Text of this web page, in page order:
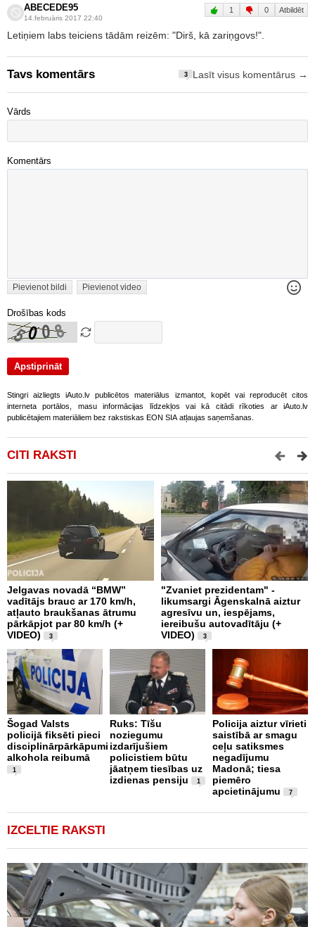
ABECEDE95
14.februāris 2017 22:40
1 0 Atbildēt
Letiņiem labs teiciens tādām reizēm: "Dirš, kā zariņgovs!".
Tavs komentārs 3 Lasīt visus komentārus →
Vārds
Komentārs
Pievienot bildi Pievienot video
Drošības kods
Stingri aizliegts iAuto.lv publicētos materiālus izmantot, kopēt vai reproducēt citos
interneta portālos, masu informācijas līdzekļos vai kā citādi rīkoties ar iAuto.lv
publicētajiem materiāliem bez rakstiskas EON SIA atļaujas saņemšanas.
CITI RAKSTI
Jelgavas novadā “BMW”
vadītājs brauc ar 170 km/h,
atļauto braukšanas ātrumu
pārkāpjot par 80 km/h (+
VIDEO)
3
"Zvaniet prezidentam" -
likumsargi Āgenskalnā aiztur
agresīvu un, iespējams,
iereibušu autovadītāju (+
VIDEO)
3
Šogad Valsts
policijā fiksēti pieci
disciplinārpārkāpumi
alkohola reibumā
1
Ruks: Tīšu
noziegumu
izdarījušiem
policistiem būtu
jāatņem tiesības uz
izdienas pensiju
1
Policija aiztur vīrieti
saistībā ar smagu
ceļu satiksmes
negadījumu
Madonā; tiesa
piemēro
apcietinājumu
7
IZCELTIE RAKSTI